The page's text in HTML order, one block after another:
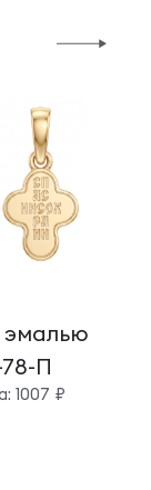
эмалью
П
1007 ₽